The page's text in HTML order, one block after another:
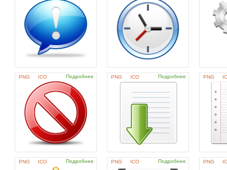
PNG ICO Подробнее PNG ICO Подробнее PNG
PNG ICO Подробнее PNG ICO Подробнее PNG